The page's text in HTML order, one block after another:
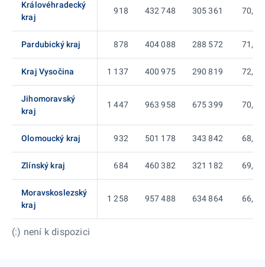
Královéhradecký
kraj
918 432 748 305 361 70,56
Pardubický kraj 878 404 088 288 572 71,41
Kraj Vysočina 1 137 400 975 290 819 72,53
Jihomoravský
kraj
1 447 963 958 675 399 70,07
Olomoucký kraj 932 501 178 343 842 68,61
Zlínský kraj 684 460 382 321 182 69,76
Moravskoslezský
kraj
1 258 957 488 634 864 66,31
(:) není k dispozici